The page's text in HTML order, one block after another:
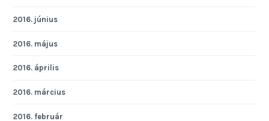
2016. június
2016. május
2016. április
2016. március
2016. február